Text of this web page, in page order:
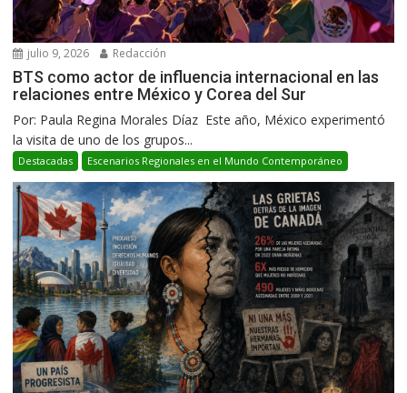
julio 9, 2026 Redacción
BTS como actor de influencia internacional en las
relaciones entre México y Corea del Sur
Por: Paula Regina Morales Díaz Este año, México experimentó
la visita de uno de los grupos...
Destacadas Escenarios Regionales en el Mundo Contemporáneo